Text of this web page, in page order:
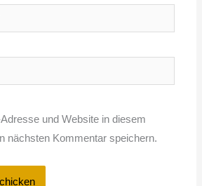
und Website in diesem
nächsten Kommentar speichern.